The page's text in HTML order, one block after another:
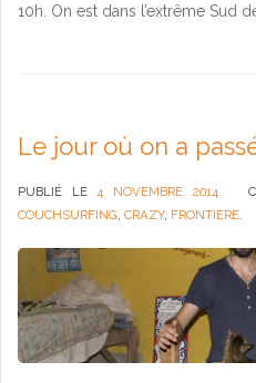
10h. On est dans l’extrême Sud
Le jour où on a
PUBLIÉ LE4 NOVEMBRE 2014
COUCHSURFING, CRAZY, FRONTIERE.